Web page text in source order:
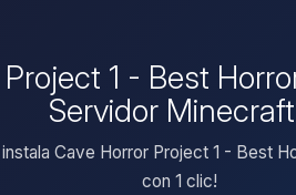
1 - Best
Servidor
instala Cave Horror Project 1 - Best
con 1 clic!